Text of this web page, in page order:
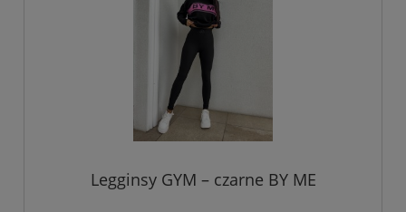
Legginsy GYM – czarne BY ME